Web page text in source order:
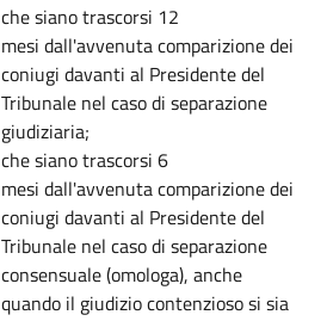
che siano trascorsi 12
mesi dall'avvenuta comparizione dei
coniugi davanti al Presidente del
Tribunale nel caso di separazione
giudiziaria;
che siano trascorsi 6
mesi dall'avvenuta comparizione dei
coniugi davanti al Presidente del
Tribunale nel caso di separazione
consensuale (omologa), anche
quando il giudizio contenzioso si sia